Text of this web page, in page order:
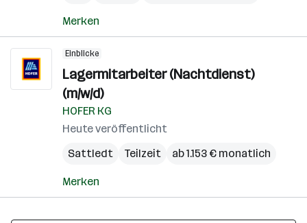
Merken
Einblicke
Lagermitarbeiter (Nachtdienst)
(m/w/d)
HOFER KG
Heute veröffentlicht
Sattledt
Teilzeit ab 1.153 € monatlich
Merken